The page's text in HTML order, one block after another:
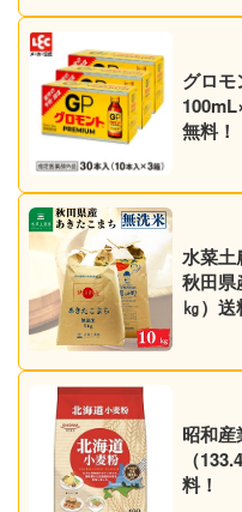
グロ
無料！
水菜土
秋田県
㎏）送
昭和産
（
料！